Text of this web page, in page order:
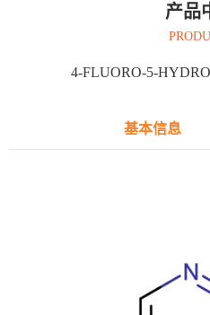
产品
4-FLUORO-5-
基本信息